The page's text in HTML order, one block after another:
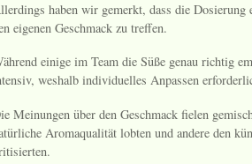
haben wir gemerkt, dass die Dosierung
eigenen Geschmack zu treffen.
einige im Team die Süße genau richtig
weshalb individuelles Anpassen
Meinungen über den Geschmack fielen
Aromaqualität lobten und andere den